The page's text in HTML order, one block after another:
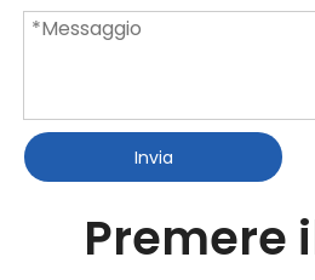
Invia
Premere